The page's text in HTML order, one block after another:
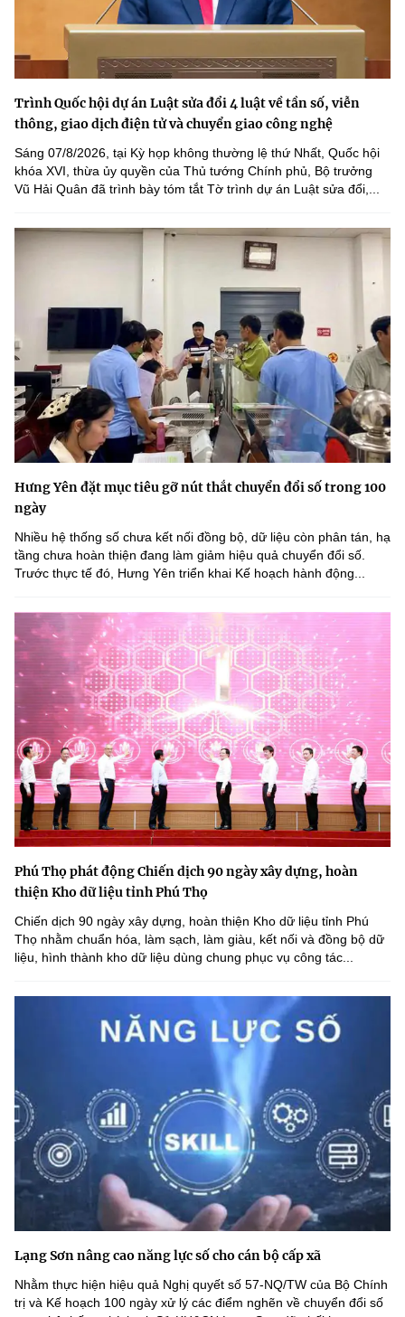
Trình Quốc hội dự án Luật sửa đổi 4 luật về tần số, viễn
thông, giao dịch điện tử và chuyển giao công nghệ
Sáng 07/8/2026, tại Kỳ họp không thường lệ thứ Nhất, Quốc hội
khóa XVI, thừa ủy quyền của Thủ tướng Chính phủ, Bộ trưởng
Vũ Hải Quân đã trình bày tóm tắt Tờ trình dự án Luật sửa đổi,...
Hưng Yên đặt mục tiêu gỡ nút thắt chuyển đổi số trong 100
ngày
Nhiều hệ thống số chưa kết nối đồng bộ, dữ liệu còn phân tán, hạ
tầng chưa hoàn thiện đang làm giảm hiệu quả chuyển đổi số.
Trước thực tế đó, Hưng Yên triển khai Kế hoạch hành động...
Phú Thọ phát động Chiến dịch 90 ngày xây dựng, hoàn
thiện Kho dữ liệu tỉnh Phú Thọ
Chiến dịch 90 ngày xây dựng, hoàn thiện Kho dữ liệu tỉnh Phú
Thọ nhằm chuẩn hóa, làm sạch, làm giàu, kết nối và đồng bộ dữ
liệu, hình thành kho dữ liệu dùng chung phục vụ công tác...
Lạng Sơn nâng cao năng lực số cho cán bộ cấp xã
Nhằm thực hiện hiệu quả Nghị quyết số 57-NQ/TW của Bộ Chính
trị và Kế hoạch 100 ngày xử lý các điểm nghẽn về chuyển đổi số